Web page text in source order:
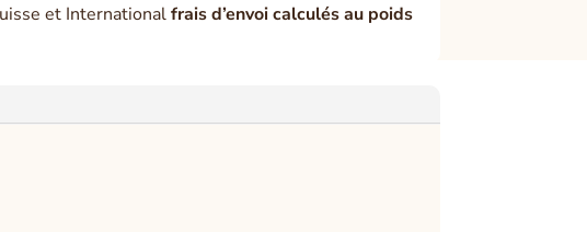
et Internationalfrais d’envoi calculés au poids